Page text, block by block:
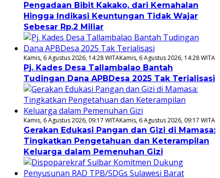
Pengadaan Bibit Kakako, dari Kemahalan
Hingga Indikasi Keuntungan Tidak Wajar
Sebesar Rp.2 Miliar
Kamis, 6 Agustus 2026, 14:28 WITAKamis, 6 Agustus 2026, 14:28 WITA
Pj. Kades Desa Tallambalao Bantah
Tudingan Dana APBDesa 2025 Tak Terialisasi
Kamis, 6 Agustus 2026, 09:17 WITAKamis, 6 Agustus 2026, 09:17 WITA
Gerakan Edukasi Pangan dan Gizi di Mamasa:
Tingkatkan Pengetahuan dan Keterampilan
Keluarga dalam Pemenuhan Gizi